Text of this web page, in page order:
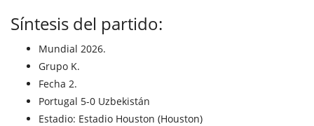
Síntesis del partido:
Mundial 2026.
Grupo K.
Fecha 2.
Portugal 5-0 Uzbekistán
Estadio: Estadio Houston (Houston)